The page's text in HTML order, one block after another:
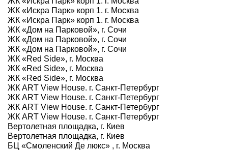
ЖК «Искра Парк» корп 1. г. Москва
ЖК «Искра Парк» корп 1. г. Москва
ЖК «Дом на Парковой», г. Сочи
ЖК «Дом на Парковой», г. Сочи
ЖК «Дом на Парковой», г. Сочи
ЖК «Red Side», г. Москва
ЖК «Red Side», г. Москва
ЖК «Red Side», г. Москва
ЖК ART View House. г. Санкт-Петербург
ЖК ART View House. г. Санкт-Петербург
ЖК ART View House. г. Санкт-Петербург
ЖК ART View House. г. Санкт-Петербург
Вертолетная площадка, г. Киев
Вертолетная площадка, г. Киев
БЦ «Смоленский Де люкс» , г. Москва